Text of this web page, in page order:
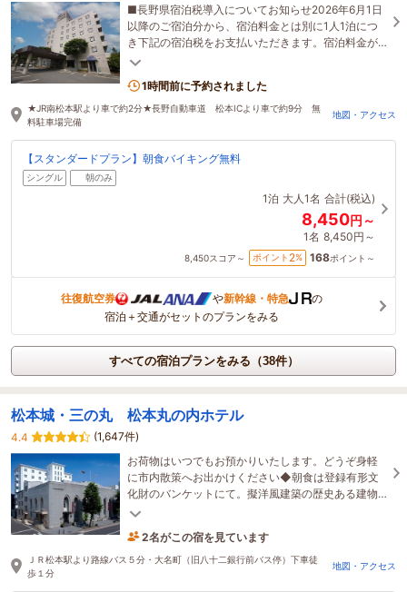
■長野県宿泊税導入についてお知らせ2026年6月1日
以降のご宿泊分から、宿泊料金とは別に1人1泊につ
き下記の宿泊税をお支払いただきます。宿泊料金が1
人1泊6,000円以上(税抜料金）…宿泊税：200円
1時間前に予約されました
★JR南松本駅より車で約2分★長野自動車道 松本ICより車で約9分 無
料駐車場完備
地図・アクセス
【スタンダードプラン】朝食バイキング無料
シングル 朝のみ
1泊 大人1名 合計(税込)
8,450円～
1名 8,450円～
8,450スコア～ ポイント 2% 168ポイント～
往復航空券 や新幹線・特急
の
宿泊＋交通がセットのプランをみる
すべての宿泊プランをみる（38件）
松本城・三の丸 松本丸の内ホテル
4.4
(1,647件)
お荷物はいつでもお預かりいたします。どうぞ身軽
に市内散策へお出かけください◆朝食は登録有形文
化財のバンケットにて。擬洋風建築の歴史ある建物
で地元の食材、手作りの味をお楽しみください。
2名がこの宿を見ています
1時間前に予約されました
ＪＲ松本駅より路線バス５分・大名町（旧八十二銀行前バス停）下車徒
歩１分
地図・アクセス